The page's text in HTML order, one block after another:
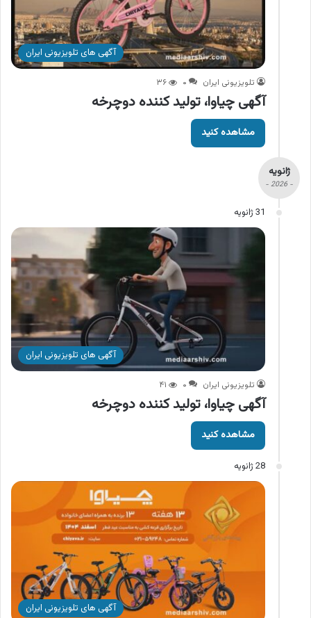
آگهی های تلویزیونی ایران
تلویزیونی ایران ۰ ۳۶
آگهی چیاوا، تولید کننده دوچرخه
مشاهده کنید
ژانویه
- 2026 -
31 ژانویه
آگهی های تلویزیونی ایران
تلویزیونی ایران ۰ ۴۱
آگهی چیاوا، تولید کننده دوچرخه
مشاهده کنید
28 ژانویه
آگهی های تلویزیونی ایران